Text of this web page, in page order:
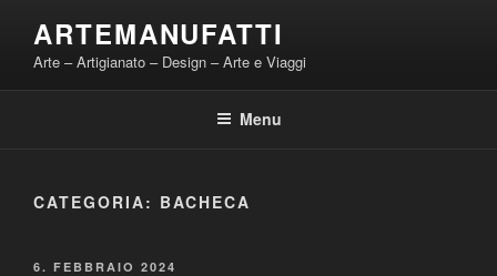
contenuto
ARTEMANUFATTI
Arte – Artigianato – Design – Arte e Viaggi
Menu
CATEGORIA: BACHECA
PUBBLICATO
6. FEBBRAIO 2024